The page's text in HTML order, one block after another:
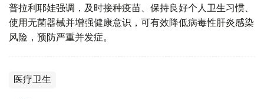
普拉利耶娃强调，及时接种疫苗、保持良好个人卫生习惯、
使用无菌器械并增强健康意识，可有效降低病毒性肝炎感染
风险，预防严重并发症。
医疗卫生